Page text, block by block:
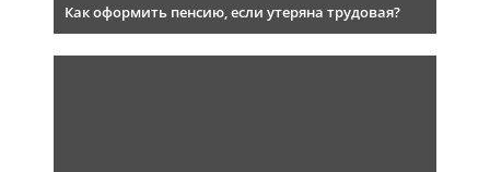
Как оформить пенсию, если утеряна трудовая?